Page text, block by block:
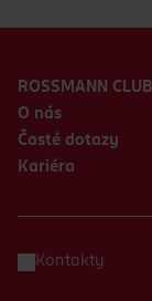
ROSSMANN
O nás
Časté dotazy
Kariéra
Kontakty